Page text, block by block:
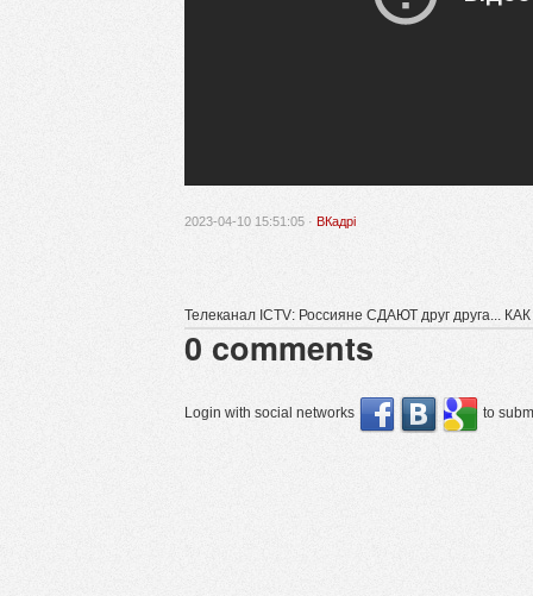
2023-04-10 15:51:05 · ВКадрі
Телеканал ICTV: Россияне СДАЮТ друг друга...
0 comments
Login with social networks to